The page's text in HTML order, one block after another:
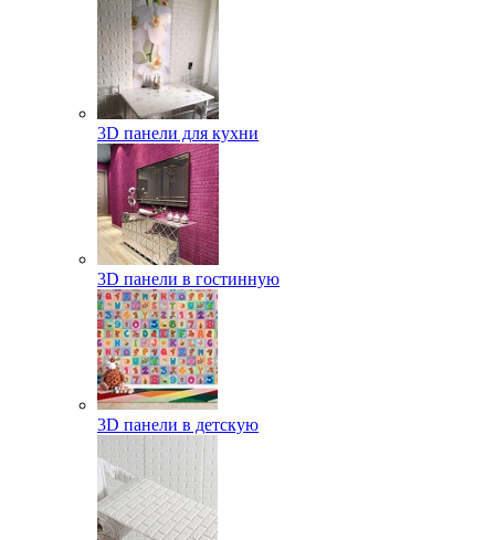
3D панели для кухни
3D панели в гостинную
3D панели в детскую